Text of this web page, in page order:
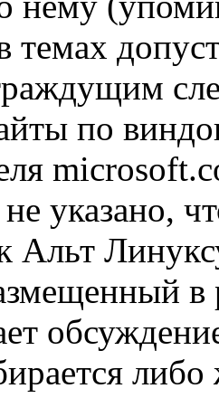
темах
по
указано,
Альт
в